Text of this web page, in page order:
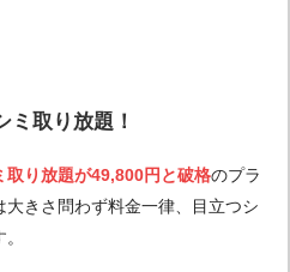
※引用元：Googleマップ口コミ
ミ取り放題！
取り放題が49,800円 と破格のプラ
きさ問わず料金一律、目立つシ